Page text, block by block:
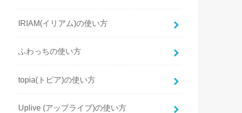
IRIAM(イリアム)の使い方
ふわっちの使い方
topia(トピア)の使い方
Uplive (アップライブ)の使い方